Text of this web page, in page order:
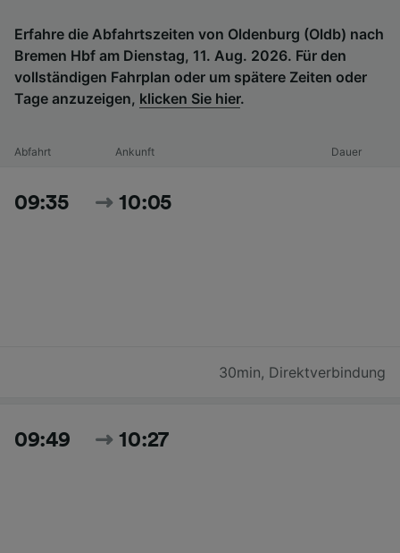
Erfahre die Abfahrtszeiten von Oldenburg (Oldb) nach
Bremen Hbf am Dienstag, 11. Aug. 2026. Für den
vollständigen Fahrplan oder um spätere Zeiten oder
Tage anzuzeigen, klicken Sie hier.
Abfahrt Ankunft Dauer
09:35 10:05
30min, Direktverbindung
09:49 10:27